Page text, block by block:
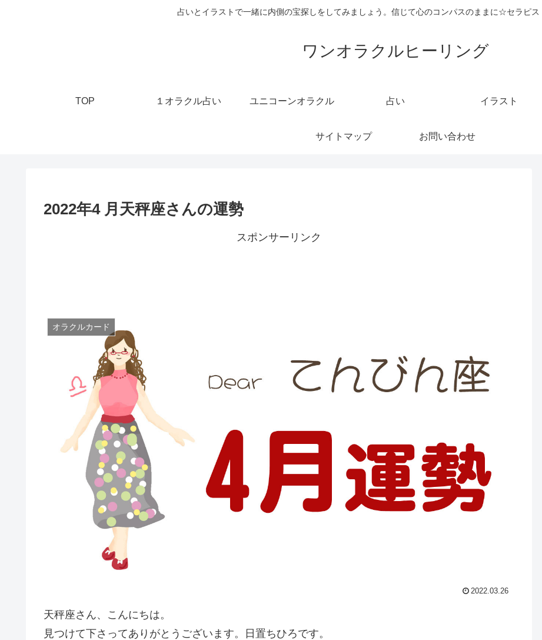
占いとイラストで一緒に内側の宝探しをしてみましょう。信じて心のコンパスのままに☆セラピス
ワンオラクルヒーリング
TOP １オラクル占い ユニコーンオラクル 占い イラスト
サイトマップ お問い合わせ
2022年4 月天秤座さんの運勢
スポンサーリンク
オラクルカード
2022.03.26
天秤座さん、こんにちは。
見つけて下さってありがとうございます。日置ちひろです。